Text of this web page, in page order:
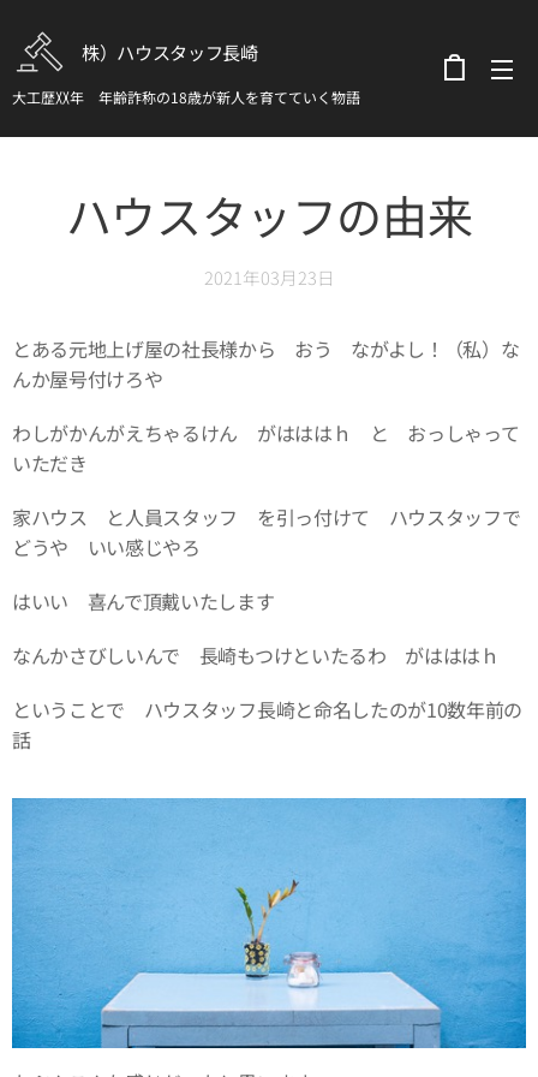
株）ハウスタッフ長崎
大工歴〷年 年齢詐称の18歳が新人を育てていく物語
ハウスタッフの由来
2021年03月23日
とある元地上げ屋の社長様から おう ながよし！（私）な
んか屋号付けろや
わしがかんがえちゃるけん がはははｈ と おっしゃって
いただき
家ハウス と人員スタッフ を引っ付けて ハウスタッフで
どうや いい感じやろ
はいい 喜んで頂戴いたします
なんかさびしいんで 長崎もつけといたるわ がはははｈ
ということで ハウスタッフ長崎と命名したのが10数年前の
話